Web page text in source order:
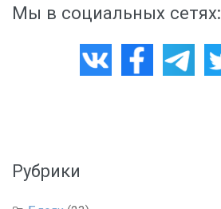
Мы в социальных сетях:
Рубрики